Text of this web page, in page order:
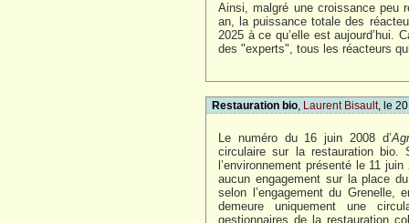
Ainsi, malgré une croissance peu
an, la puissance totale des
2025 à ce qu’elle est aujourd’hui.
des "experts", tous les réacteurs
Restauration bio Laurent Bisault, le
Le numéro du 16 juin 2008 d’
circulaire sur la restauration
l’environnement présenté le 11
aucun engagement sur la place
selon l’engagement du Grenelle,
demeure uniquement une
gestionnaires de la restauration